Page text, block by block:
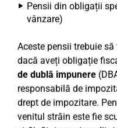
Pensii din obligații
vânzare)
Aceste pensii trebuie
dacă aveți obligație
de dublă impunere
responsabilă de
drept de impozitare.
venitul străin este fie